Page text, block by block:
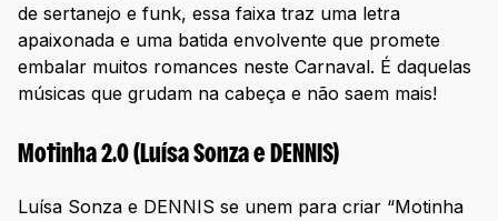
de sertanejo e funk, essa faixa traz uma letra
apaixonada e uma batida envolvente que promete
embalar muitos romances neste Carnaval. É daquelas
músicas que grudam na cabeça e não saem mais!
Motinha 2.0 (Luísa Sonza e DENNIS)
Luísa Sonza e DENNIS se unem para criar “Motinha